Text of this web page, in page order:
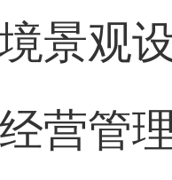
计、居
境景观